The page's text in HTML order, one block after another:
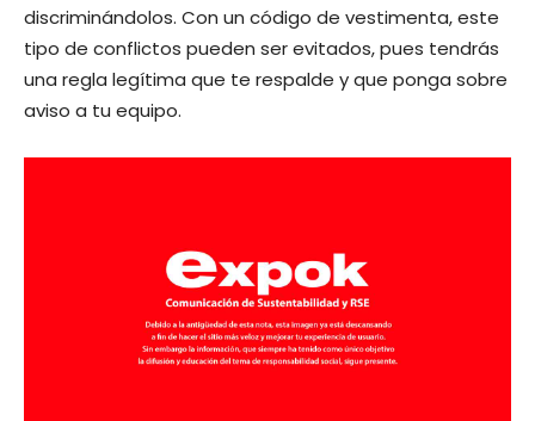
discriminándolos. Con un código de vestimenta, este
tipo de conflictos pueden ser evitados, pues tendrás
una regla legítima que te respalde y que ponga sobre
aviso a tu equipo.